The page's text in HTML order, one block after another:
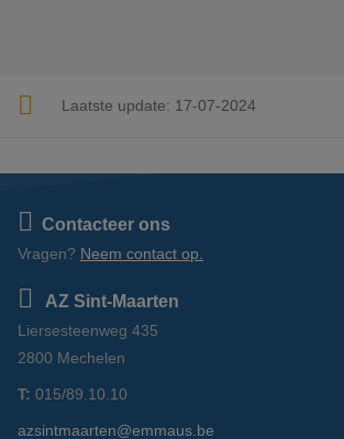
Laatste update: 17-07-2024
Contacteer ons
Vragen? Neem contact op.
AZ Sint-Maarten
Liersesteenweg 435
2800 Mechelen
T: 015/89.10.10
azsintmaarten@emmaus.be